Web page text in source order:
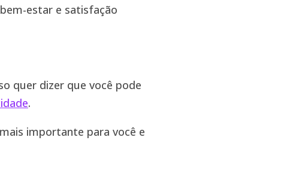
estar e satisfação
quer dizer que você pode
.
importante para você e